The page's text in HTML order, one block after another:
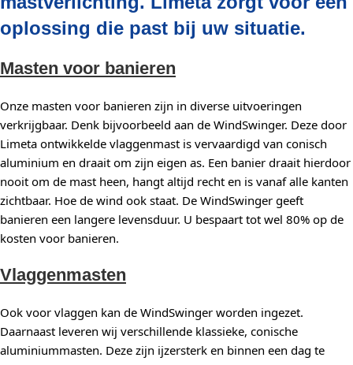
oplossing die past bij uw situatie.
Masten voor banieren
Onze masten voor banieren zijn in diverse uitvoeringen
verkrijgbaar. Denk bijvoorbeeld aan de WindSwinger. Deze door
Limeta ontwikkelde vlaggenmast is vervaardigd van conisch
aluminium en draait om zijn eigen as. Een banier draait hierdoor
nooit om de mast heen, hangt altijd recht en is vanaf alle kanten
zichtbaar. Hoe de wind ook staat. De WindSwinger geeft
banieren een langere levensduur. U bespaart tot wel 80% op de
kosten voor banieren.
Vlaggenmasten
Ook voor vlaggen kan de WindSwinger worden ingezet.
Daarnaast leveren wij verschillende klassieke, conische
aluminiummasten. Deze zijn ijzersterk en binnen een dag te